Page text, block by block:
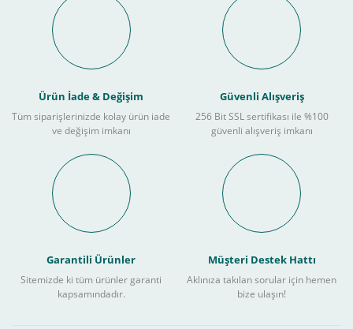
Ürün İade & Değişim
Tüm siparişlerinizde kolay ürün iade
ve değişim imkanı
Güvenli Alışveriş
256 Bit SSL sertifikası ile %100
güvenli alışveriş imkanı
Garantili Ürünler
Sitemizde ki tüm ürünler garanti
kapsamındadır.
Müşteri Destek Hattı
Aklınıza takılan sorular için hemen
bize ulaşın!